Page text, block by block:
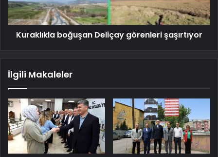
Kuraklıkla boğuşan Deliçay görenleri şaşırtıyor
İlgili Makaleler